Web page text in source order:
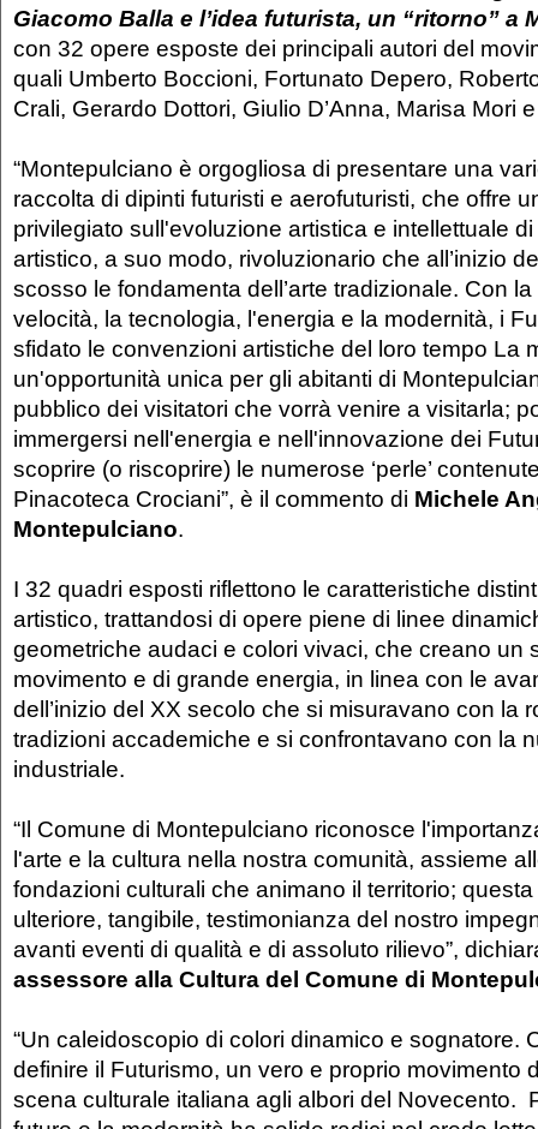
Giacomo Balla e l’idea futurista, un “ritorno” a
con 32 opere esposte dei principali autori del
quali Umberto Boccioni, Fortunato Depero,
Crali, Gerardo Dottori, Giulio D’Anna, Marisa Mori
“Montepulciano è orgogliosa di presentare una
raccolta di dipinti futuristi e aerofuturisti, che offre
privilegiato sull'evoluzione artistica e intellettuale
artistico, a suo modo, rivoluzionario che all’inizio
scosso le fondamenta dell’arte tradizionale. Con
velocità, la tecnologia, l'energia e la modernità, i
sfidato le convenzioni artistiche del loro tempo La
un'opportunità unica per gli abitanti di
pubblico dei visitatori che vorrà venire a visitarla;
immergersi nell'energia e nell'innovazione dei
scoprire (o riscoprire) le numerose ‘perle’
Pinacoteca Crociani”, è il commento di Michele
Montepulciano.
I 32 quadri esposti riflettono le caratteristiche
artistico, trattandosi di opere piene di linee
geometriche audaci e colori vivaci, che creano un
movimento e di grande energia, in linea con le
dell’inizio del XX secolo che si misuravano con la
tradizioni accademiche e si confrontavano con la
industriale.
“Il Comune di Montepulciano riconosce
l'arte e la cultura nella nostra comunità, assieme
fondazioni culturali che animano il territorio;
ulteriore, tangibile, testimonianza del nostro
avanti eventi di qualità e di assoluto rilievo”,
assessore alla Cultura del Comune di
“Un caleidoscopio di colori dinamico e sognatore.
definire il Futurismo, un vero e proprio movimento
scena culturale italiana agli albori del Novecento.